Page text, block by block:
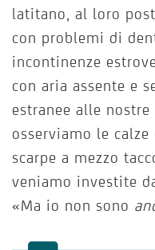
latitano, al loro
con problemi di
incontinenze
con aria assente e
estranee alle
osserviamo le
scarpe a mezzo
veniamo investite
«Ma io non sono